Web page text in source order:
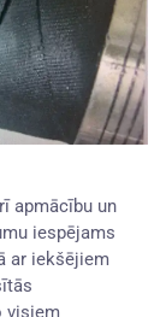
apmācību un
iespējams
ar iekšējiem
visiem